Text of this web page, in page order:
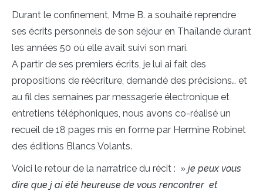
Durant le confinement, Mme B. a souhaité reprendre
ses écrits personnels de son séjour en Thaïlande durant
les années 50 où elle avait suivi son mari.
A partir de ses premiers écrits, je lui ai fait des
propositions de réécriture, demandé des précisions… et
au fil des semaines par messagerie électronique et
entretiens téléphoniques, nous avons co-réalisé un
recueil de 18 pages mis en forme par Hermine Robinet
des éditions Blancs Volants.
Voici le retour de la narratrice du récit : » je peux vous
dire que j ai été heureuse de vous rencontrer et